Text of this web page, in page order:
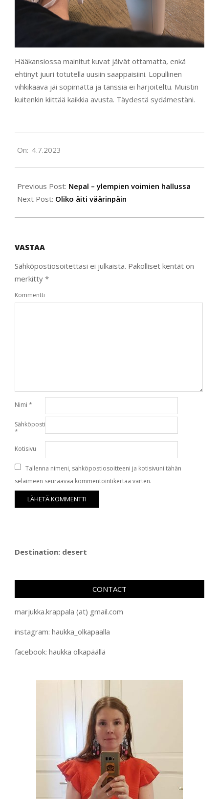
Hääkansiossa mainitut kuvat jäivät ottamatta, enkä
ehtinyt juuri totutella uusiin saappaisiini. Lopullinen
vihkikaava jäi sopimatta ja tanssia ei harjoiteltu. Muistin
kuitenkin kiittää kaikkia avusta. Täydestä sydämestäni.
07-
04
On: 4.7.2023
Previous Post: Nepal – ylempien voimien hallussa
Next Post: Oliko äiti väärinpäin
VASTAA
Sähköpostiosoitettasi ei julkaista. Pakolliset kentät on
merkitty *
Kommentti
Nimi *
Sähköpostiosoite
*
Kotisivu
Tallenna nimeni, sähköpostiosoitteeni ja kotisivuni tähän
selaimeen seuraavaa kommentointikertaa varten.
Destination: desert
CONTACT
marjukka.krappala (at) gmail.com
instagram: haukka_olkapaalla
facebook: haukka olkapäällä